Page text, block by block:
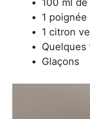
1
1 citron
Glaçons